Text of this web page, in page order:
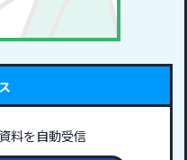
料を自動受信